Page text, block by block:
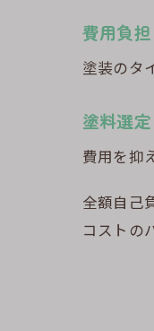
費用負担
塗装のタ
塗料選定
費用を抑
全額自己
コストの